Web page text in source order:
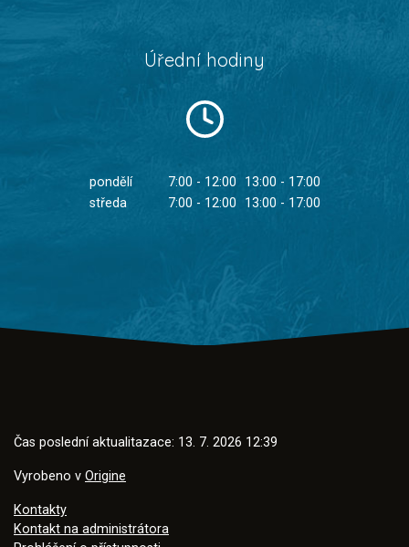
Úřední hodiny
pondělí 7:00 - 12:00
13:00 - 17:00
středa
7:00 - 12:00 13:00 - 17:00
Čas poslední aktualitazace: 13. 7. 2026 12:39
Vyrobeno v Origine
Kontakty
Kontakt na administrátora